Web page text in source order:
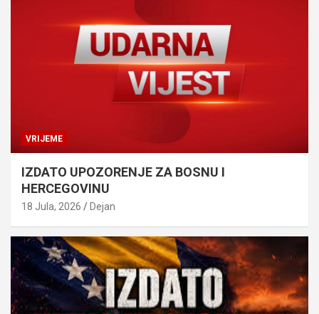
VRIJEME
IZDATO UPOZORENJE ZA BOSNU I
HERCEGOVINU
18 Jula, 2026 Dejan